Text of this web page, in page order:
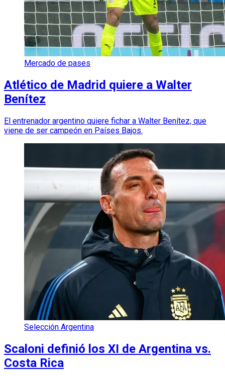
Mercado de pases
Atlético de Madrid quiere a Walter
Benítez
El entrenador argentino quiere fichar a Walter Benítez, que
viene de ser campeón en Países Bajos.
Selección Argentina
Scaloni definió los XI de Argentina vs.
Costa Rica